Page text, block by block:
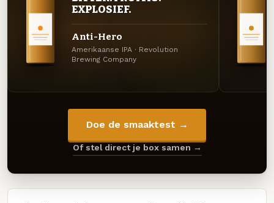
EXPLOSIEF.
Anti-Hero
Amerikaanse IPA · Revolution
Brewing Company
Doe de smaaktest →
Of stel direct je box samen →